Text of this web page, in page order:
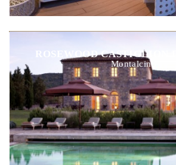
ROSEWOOD CASTIGLION
Montalcino